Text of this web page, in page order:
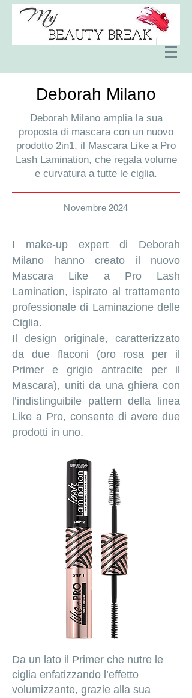
Deborah Milano
Deborah Milano amplia la sua
proposta di mascara con un nuovo
prodotto 2in1, il Mascara Like a Pro
Lash Lamination, che regala volume
e curvatura a tutte le ciglia.
Novembre 2024
I make-up expert di Deborah
Milano hanno creato il nuovo
Mascara Like a Pro Lash
Lamination, ispirato al trattamento
professionale di Laminazione delle
Ciglia.
Il design originale, caratterizzato
da due flaconi (oro rosa per il
Primer e grigio antracite per il
Mascara), uniti da una ghiera con
l’indistinguibile pattern della linea
Like a Pro, consente di avere due
prodotti in uno.
Da un lato il Primer che nutre le
ciglia enfatizzando l’effetto
volumizzante, grazie alla sua